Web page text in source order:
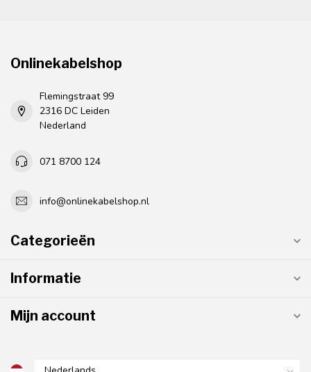
Onlinekabelshop
Flemingstraat 99
2316 DC Leiden
Nederland
071 8700 124
info@onlinekabelshop.nl
Categorieën
Informatie
Mijn account